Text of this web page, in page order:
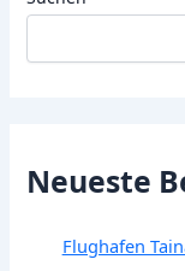
Neueste
Flughafen